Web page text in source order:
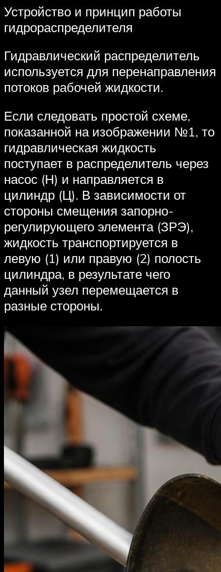
Устройство и принцип работы
гидрораспределителя
Гидравлический распределитель
используется для перенаправления
потоков рабочей жидкости.
Если следовать простой схеме,
показанной на изображении №1, то
гидравлическая жидкость
поступает в распределитель через
насос (Н) и направляется в
цилиндр (Ц). В зависимости от
стороны смещения запорно-
регулирующего элемента (ЗРЭ),
жидкость транспортируется в
левую (1) или правую (2) полость
цилиндра, в результате чего
данный узел перемещается в
разные стороны.